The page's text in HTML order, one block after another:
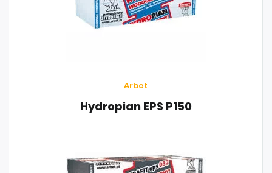
Arbet
Hydropian EPS P150